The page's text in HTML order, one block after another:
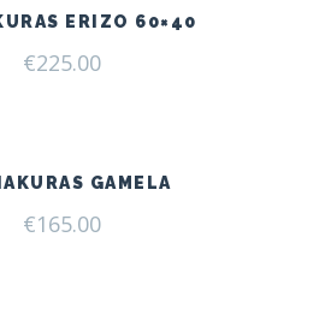
ERIZO 60×40
€225.00
GAMELA
€165.00